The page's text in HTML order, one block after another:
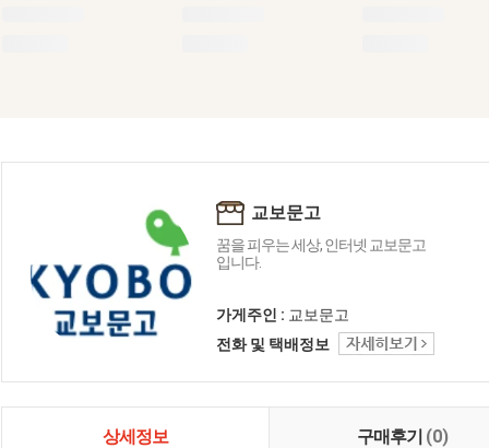
교보문고
꿈을 피우는 세상, 인터넷 교보문고
입니다.
가게주인 : 교보문고
전화 및 택배정보
상세정보 구매후기 (0)